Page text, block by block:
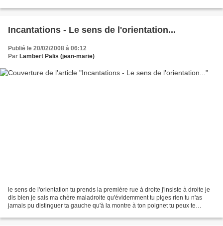
Incantations - Le sens de l'orientation...
Publié le 20/02/2008 à 06:12
Par Lambert Palis (jean-marie)
le sens de l'orientation tu prends la première rue à droite j'insiste à droite je
dis bien je sais ma chère maladroite qu'évidemment tu piges rien tu n'as
jamais pu distinguer ta gauche qu'à la montre à ton poignet tu peux te